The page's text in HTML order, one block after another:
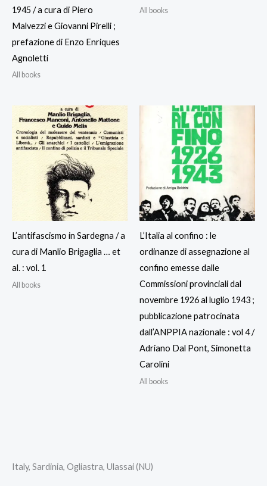
1945 / a cura di Piero
Malvezzi e Giovanni Pirelli ;
prefazione di Enzo Enriques
Agnoletti
All books
All books
L’antifascismo in Sardegna / a
cura di Manlio Brigaglia … et
al. : vol. 1
All books
L’Italia al confino : le
ordinanze di assegnazione al
confino emesse dalle
Commissioni provinciali dal
novembre 1926 al luglio 1943 ;
pubblicazione patrocinata
dall’ANPPIA nazionale : vol 4 /
Adriano Dal Pont, Simonetta
Carolini
All books
Italy, Sardinia, Ogliastra, Ulassai (NU)